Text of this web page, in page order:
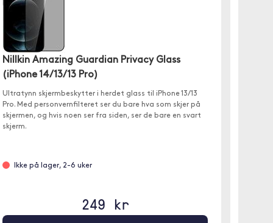
Nillkin Amazing Guardian Privacy Glass
(iPhone 14/13/13 Pro)
Ultratynn skjermbeskytter i herdet glass til iPhone 13/13
Pro. Med personvernfilteret ser du bare hva som skjer på
skjermen, og hvis noen ser fra siden, ser de bare en svart
skjerm.
Ikke på lager, 2-6 uker
249 kr